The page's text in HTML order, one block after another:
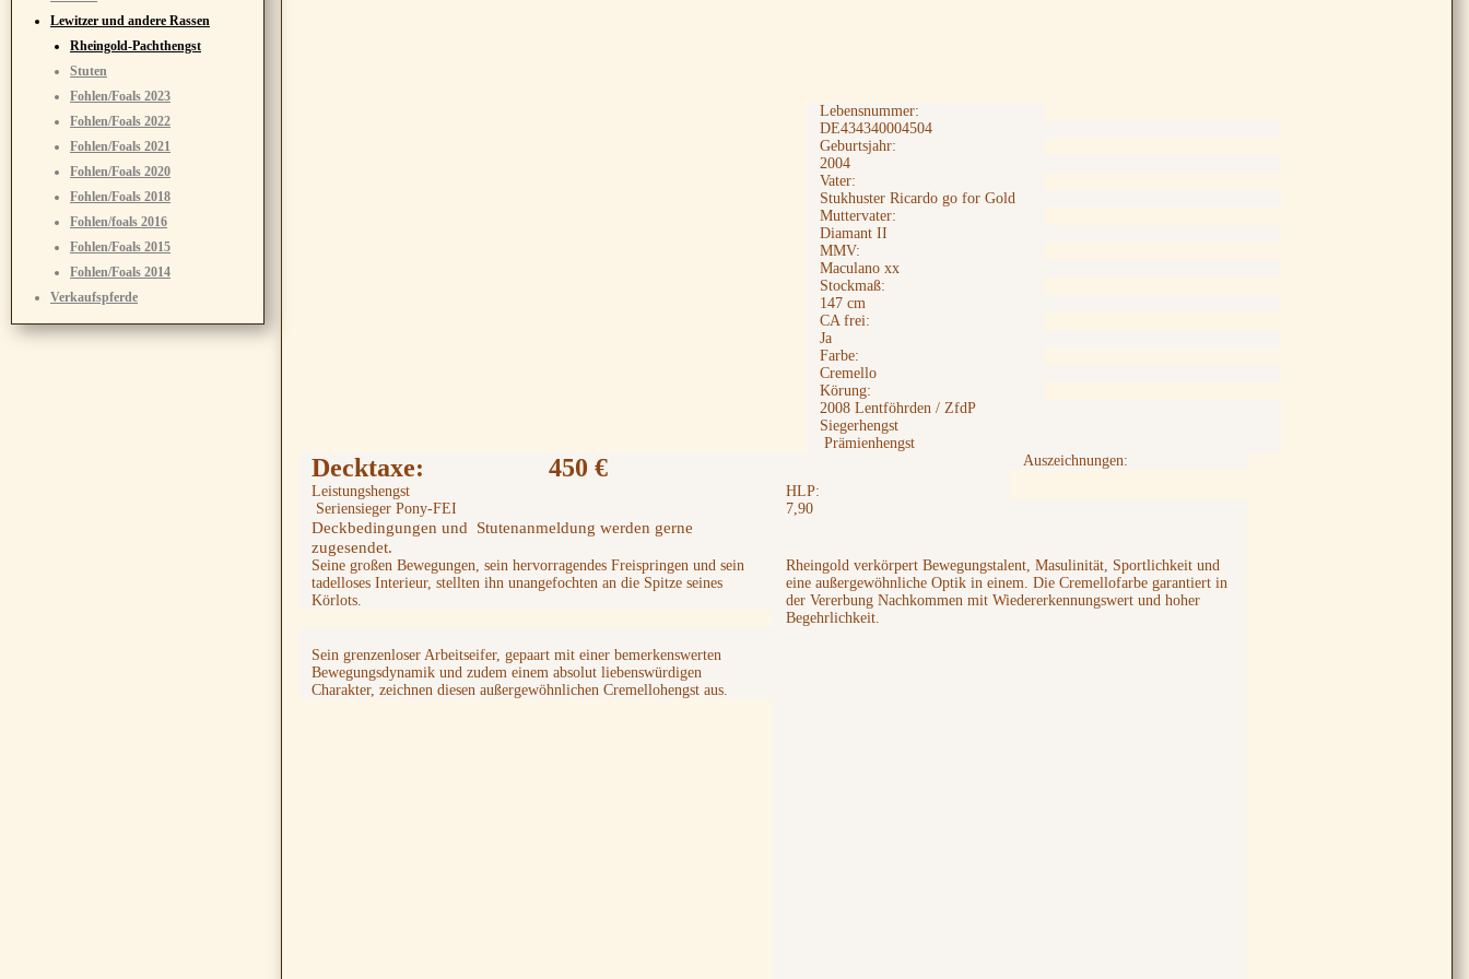
Lewitzer und andere Rassen
Rheingold-Pachthengst
Stuten
Fohlen/Foals 2023
Fohlen/Foals 2022
Fohlen/Foals 2021
Fohlen/Foals 2020
Fohlen/Foals 2018
Fohlen/foals 2016
Fohlen/Foals 2015
Fohlen/Foals 2014
Verkaufspferde
Lebensnummer:
DE434340004504
Geburtsjahr:
2004
Vater:
Stukhuster Ricardo go for Gold
Muttervater:
Diamant II
MMV:
Maculano xx
Stockmaß:
147 cm
CA frei:
Ja
Farbe:
Cremello
Körung:
2008 Lentföhrden / ZfdP
Siegerhengst
Prämienhengst
Decktaxe: 450 €
Auszeichnungen:
Leistungshengst
Seriensieger Pony-FEI
HLP:
7,90
Deckbedingungen und Stutenanmeldung werden gerne
zugesendet.
Seine großen Bewegungen, sein hervorragendes Freispringen und sein
tadelloses Interieur, stellten ihn unangefochten an die Spitze seines
Körlots.
Rheingold verkörpert Bewegungstalent, Masulinität, Sportlichkeit und
eine außergewöhnliche Optik in einem. Die Cremellofarbe garantiert in
der Vererbung Nachkommen mit Wiedererkennungswert und hoher
Begehrlichkeit.
Sein grenzenloser Arbeitseifer, gepaart mit einer bemerkenswerten
Bewegungsdynamik und zudem einem absolut liebenswürdigen
Charakter, zeichnen diesen außergewöhnlichen Cremellohengst aus.